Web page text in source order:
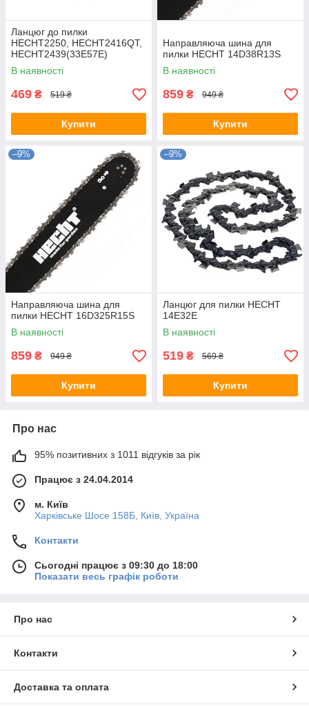
Ланцюг до пилки
НECHT2250, HECHT2416QT,
HECHT2439(33E57E)
В наявності
469 ₴ 519 ₴
Купити
Направляюча шина для
пилки HECHT 14D38R13S
В наявності
859 ₴ 949 ₴
Купити
–9%
Направляюча шина для
пилки HECHT 16D325R15S
В наявності
859 ₴ 949 ₴
Купити
–9%
Ланцюг для пилки HECHT
14E32E
В наявності
519 ₴ 569 ₴
Купити
Про нас
95% позитивних з 1011 відгуків за рік
Працює з 24.04.2014
м. Київ
Харківське Шосе 158Б, Київ, Україна
Контакти
Сьогодні працює з 09:30 до 18:00
Показати весь графік роботи
Про нас
Контакти
Доставка та оплата